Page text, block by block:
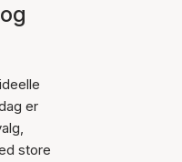
er
store